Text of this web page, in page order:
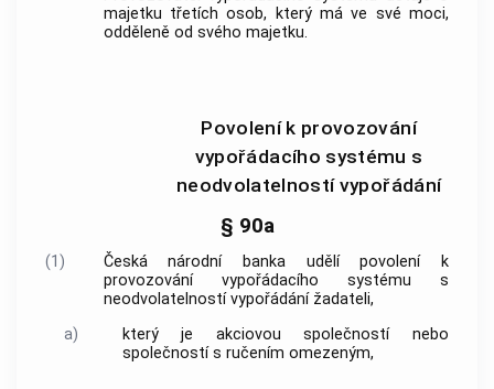
majetku třetích osob, který má ve své moci,
odděleně od svého majetku.
Povolení k provozování
vypořádacího systému s
neodvolatelností vypořádání
§ 90a
(1)
Česká národní banka udělí povolení k
provozování vypořádacího systému s
neodvolatelností vypořádání žadateli,
a)
který je akciovou společností nebo
společností s ručením omezeným,